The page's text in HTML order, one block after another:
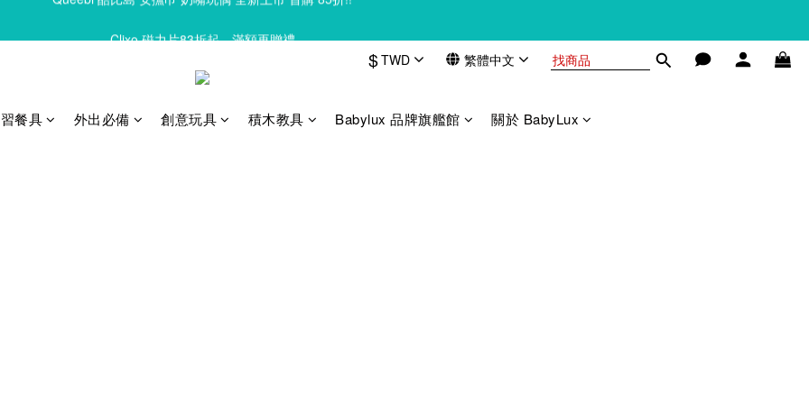
$TWD 繁體中文
餐具 外出必備 創意玩具 積木教具 Babylux 品牌旗艦館 關於 BabyLux